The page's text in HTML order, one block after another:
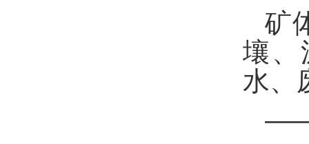
矿
壤、
水、
——